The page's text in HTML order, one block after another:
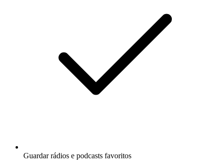
Guardar rádios e podcasts favoritos